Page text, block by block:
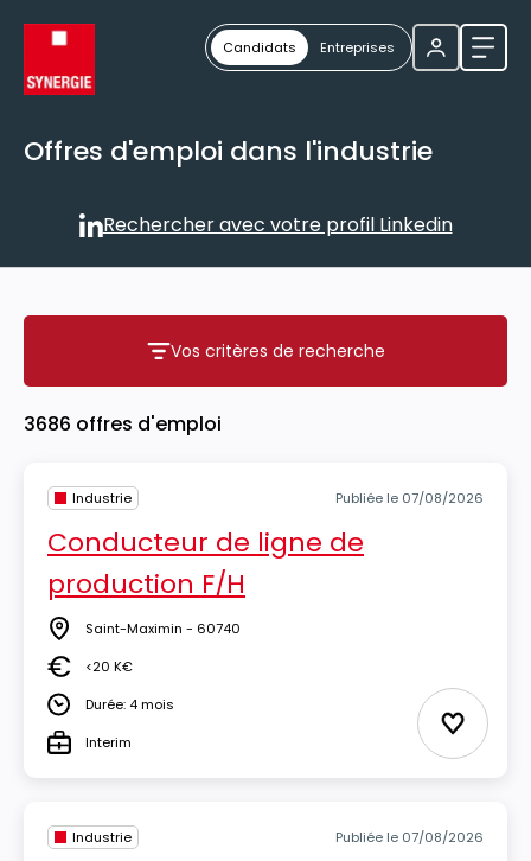
Candidats Entreprises
Offres d'emploi dans l'industrie
Rechercher avec votre
Rechercher avec votre profil Linkedin
Vos critères de recherche
Vos critères de recherche
3686 offres d'emploi
Industrie Publiée le 07/08/2026
Conducteur de ligne de
production F/H
Lieu Saint-Maximin - 60740
Salaire<20 K€
DuréeDurée: 4 mois
TypeInterim Ajouter
Industrie Publiée le 07/08/2026